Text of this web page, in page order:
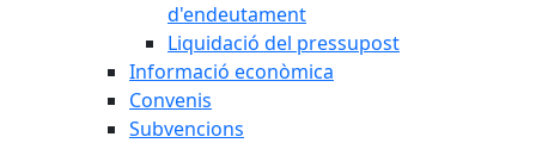
d'endeutament
Liquidació del pressupost
Informació econòmica
Convenis
Subvencions